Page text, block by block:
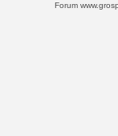
Forum